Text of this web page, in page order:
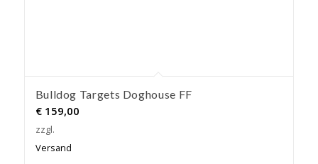
Bulldog Targets Doghouse FF
€159,00
zzgl.
Versand